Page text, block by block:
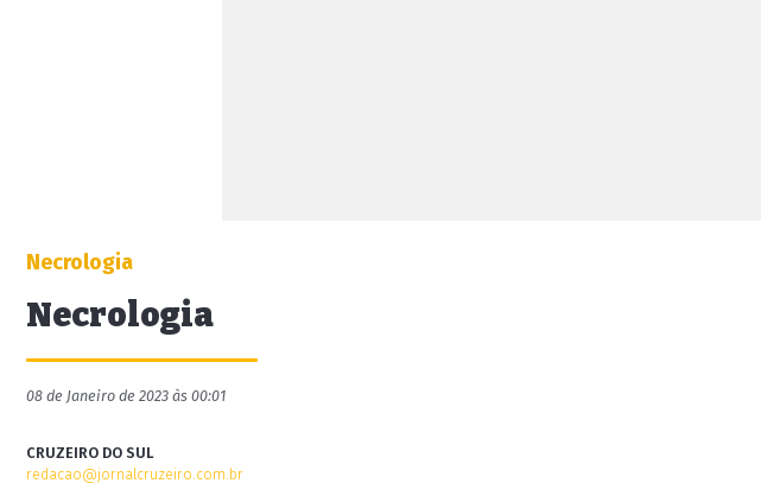
Necrologia
Necrologia
08 de Janeiro de 2023 às 00:01
CRUZEIRO DO SUL
redacao@jornalcruzeiro.com.br